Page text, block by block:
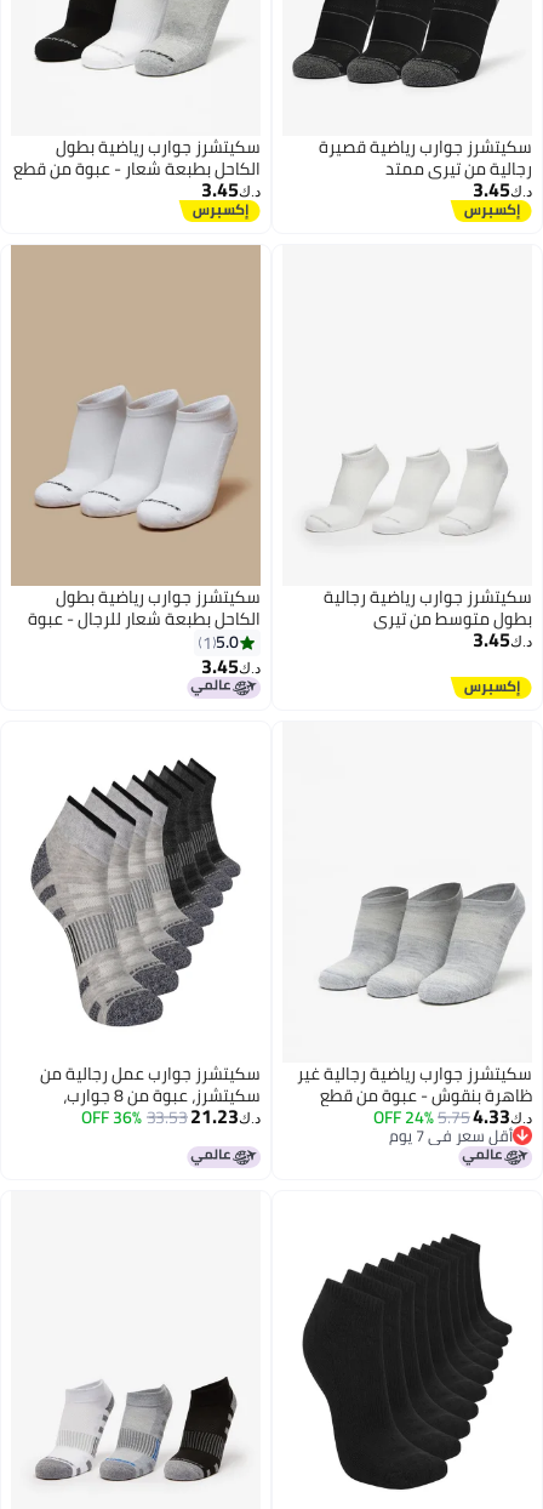
سكيتشرز جوارب رياضية قصيرة
رجالية من تيري ممتد
د.ك‏3.45
سكيتشرز جوارب رياضية بطول
الكاحل بطبعة شعار - عبوة من قطع
د.ك‏3.45
سكيتشرز جوارب رياضية رجالية
بطول متوسط من تيري
د.ك‏3.45
سكيتشرز جوارب رياضية بطول
الكاحل بطبعة شعار للرجال - عبوة
من قطع5.0
1
د.ك‏3.45
سكيتشرز جوارب رياضية رجالية غير
ظاهرة بنقوش - عبوة من قطع
د.ك‏4.33
5.75
24% OFF
أقل سعر في 7 يوم
أقل سعر في 7 يوم
سكيتشرز جوارب عمل رجالية من
سكيتشرز، عبوة من 8 جوارب،
رمادي/رمادي، مقاس 10-13
د.ك‏21.23
33.53
36% OFF